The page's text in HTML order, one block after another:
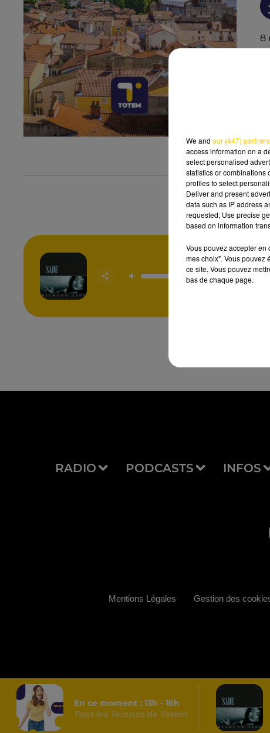
8
Your Love
SADE
RADIO PODCASTS INFOS
En ce moment : 13h - 16h
Tous les Tempos de Totem
Mentions Légales Gestion des
We and our (447) partners
access information on a
select personalised
statistics or combinations
profiles to select
Deliver and present
data such as IP address
requested; Use precise
based on information
Vous pouvez accepter en
mes choix". Vous pouvez
ce site. Vous pouvez
bas de chaque page.